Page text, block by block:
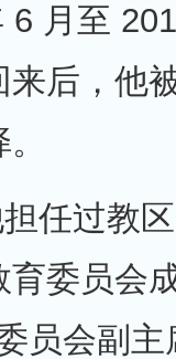
6 月至
后，他
任过教
委员会
员会副